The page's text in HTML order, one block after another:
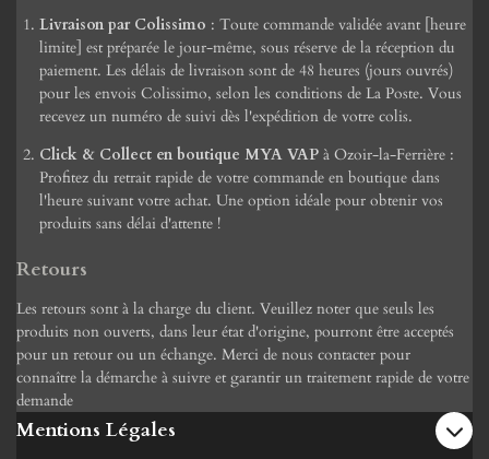
Livraison par Colissimo : Toute commande validée avant [heure
limite] est préparée le jour-même, sous réserve de la réception du
paiement. Les délais de livraison sont de 48 heures (jours ouvrés)
pour les envois Colissimo, selon les conditions de La Poste. Vous
recevez un numéro de suivi dès l'expédition de votre colis.
Click & Collect en boutique MYA VAP à Ozoir-la-Ferrière :
Profitez du retrait rapide de votre commande en boutique dans
l'heure suivant votre achat. Une option idéale pour obtenir vos
produits sans délai d'attente !
Retours
Les retours sont à la charge du client. Veuillez noter que seuls les
produits non ouverts, dans leur état d'origine, pourront être acceptés
pour un retour ou un échange. Merci de nous contacter pour
connaître la démarche à suivre et garantir un traitement rapide de votre
demande
Mentions Légales